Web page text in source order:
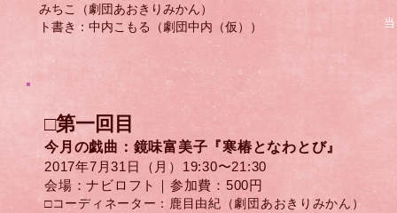
みちこ（劇団あおきりみかん）
ト書き：中内こもる（劇団中内（仮））
​□第一回目
今月の戯曲：鏡味富美子『寒椿となわとび』
2017年7月31日（月）​19:30〜21:30
​会場：ナビロフト｜参加費：500円
□コーディネーター：鹿目由紀（劇団あおきりみかん）